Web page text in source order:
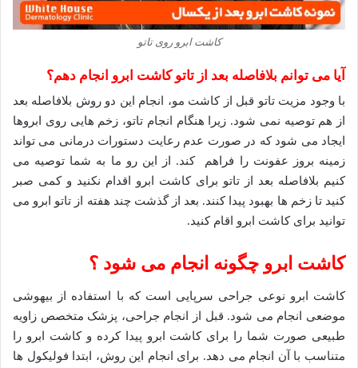
کاشت ابرو روی تاتو
آیا می توانم بلافاصله بعد از تاتو کاشت ابرو انجام دهم؟
با وجود مزیت تاتو قبل از کاشت مو، انجام این دو روش بلافاصله بعد
از هم توصیه نمی شود. زیرا هنگام انجام تاتو، زخم هایی روی ابروها
ایجاد می شود که در صورت عدم رعایت دستورات درمانی می تواند
زمینه بروز عفونت را فراهم کند. از این رو ما به شما توصیه می
کنیم بلافاصله بعد از تاتو برای کاشت ابرو اقدام نکنید و کمی صبر
کنید تا زخم ها بهبود پیدا کنند. بعد از گذشت چند هفته از تاتو ابرو می
توانید برای کاشت ابرو اقام کنید.
کاشت ابرو چگونه انجام می شود ؟
کاشت ابرو نوعی جراحی سرپایی است که با استفاده از بیهوشی
موضعی انجام می شود. قبل از انجام جراحی، پزشک متخصص زاویه
طبیعی صورت شما را برای کاشت ابرو پیدا کرده و کاشت ابرو را
متناسب با آن انجام می دهد. برای انجام این روش، ابتدا فولیکول ها